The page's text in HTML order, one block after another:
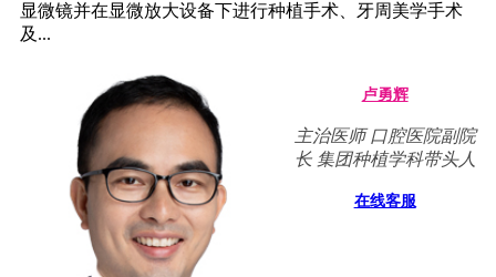
显微镜并在显微放大设备下进行种植手术、牙周美学手术
及...
卢勇辉
主治医师 口腔医院副院
长 集团种植学科带头人
在线客服